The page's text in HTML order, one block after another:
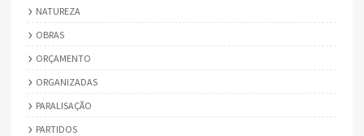
NATUREZA
OBRAS
ORÇAMENTO
ORGANIZADAS
PARALISAÇÃO
PARTIDOS